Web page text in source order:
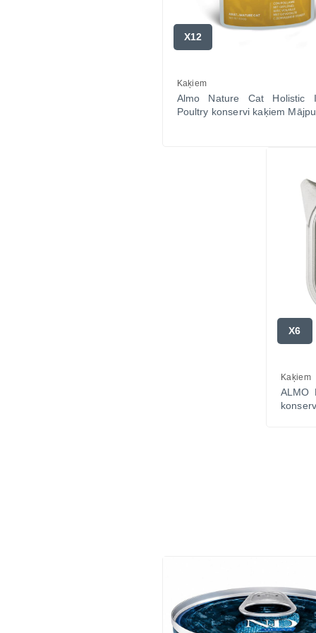
X12
Kaķiem
Almo Nature Cat Holistic
Poultry konservi kaķiem
X6
Kaķiem
ALMO